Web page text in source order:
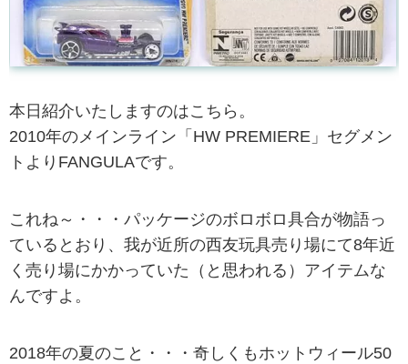
本日紹介いたしますのはこちら。
2010年のメインライン「HW PREMIERE」セグメン
トよりFANGULAです。
これね～・・・パッケージのボロボロ具合が物語っ
ているとおり、我が近所の西友玩具売り場にて8年近
く売り場にかかっていた（と思われる）アイテムな
んですよ。
2018年の夏のこと・・・奇しくもホットウィール50